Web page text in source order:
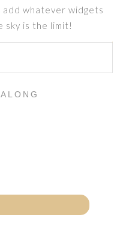
add whatever widgets
sky is the limit!